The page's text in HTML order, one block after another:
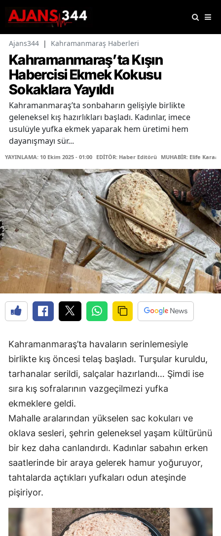
Ajans344 | Kahramanmaraş Haberleri
Kahramanmaraş’ta Kışın
Habercisi Ekmek Kokusu
Sokaklara Yayıldı
Kahramanmaraş’ta sonbaharın gelişiyle birlikte
geleneksel kış hazırlıkları başladı. Kadınlar, imece
usulüyle yufka ekmek yaparak hem üretimi hem
dayanışmayı sür...
YAYINLAMA: 10 Ekim 2025 - 01:00 EDİTÖR: Haber Editörü MUHABİR: Elife
Kahramanmaraş’ta havaların serinlemesiyle
birlikte kış öncesi telaş başladı. Turşular kuruldu,
tarhanalar serildi, salçalar hazırlandı… Şimdi ise
sıra kış sofralarının vazgeçilmezi yufka
ekmeklere geldi.
Mahalle aralarından yükselen sac kokuları ve
oklava sesleri, şehrin geleneksel yaşam kültürünü
bir kez daha canlandırdı. Kadınlar sabahın erken
saatlerinde bir araya gelerek hamur yoğuruyor,
tahtalarda açtıkları yufkaları odun ateşinde
pişiriyor.